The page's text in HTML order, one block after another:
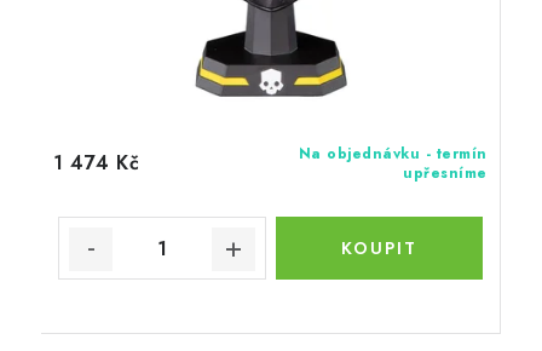
Na objednávku - termín
upřesníme
1 474 Kč